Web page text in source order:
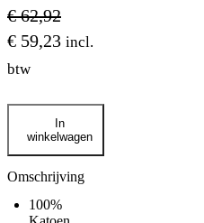
€62,92
€ 59,23 incl.
btw
Dekbed
Deense
pluche
grijs
In
winkelwagen
Omschrijving
100%